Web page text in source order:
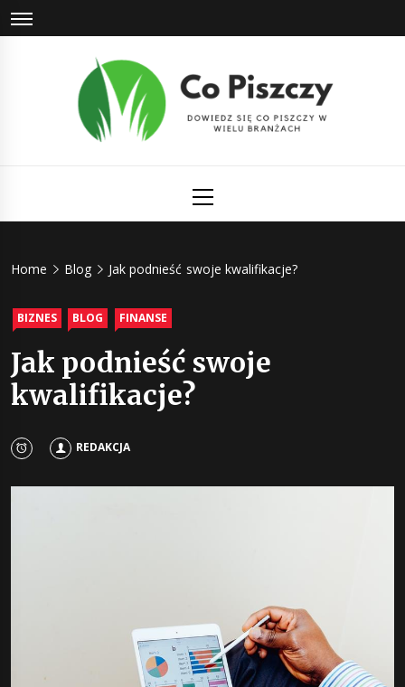
Skip
to
Menu
Home Blog Jak podnieść swoje kwalifikacje?
BIZNES BLOG FINANSE
Jak podnieść swoje
kwalifikacje?
REDAKCJA